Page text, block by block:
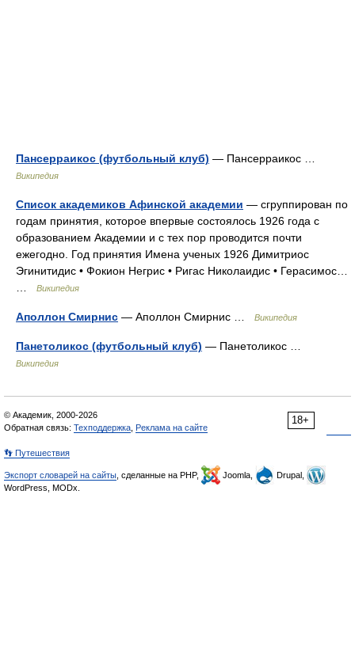
Пансерраикос (футбольный клуб) — Пансерраикос …
Википедия
Список академиков Афинской академии — сгруппирован по
годам принятия, которое впервые состоялось 1926 года с
образованием Академии и с тех пор проводится почти
ежегодно. Год принятия Имена ученых 1926 Димитриос
Эгинитидис • Фокион Негрис • Ригас Николаидис • Герасимос…
Википедия
Аполлон Смирнис — Аполлон Смирнис … Википедия
Панетоликос (футбольный клуб) — Панетоликос …
Википедия
18+
© Академик, 2000-2026
Обратная связь: Техподдержка Реклама на сайте
👣 Путешествия
Экспорт словарей на сайты , сделанные на PHP, Joomla,
Drupal,
WordPress, MODx.